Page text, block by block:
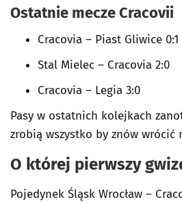
Ostatnie mecze Cracovii
Cracovia – Piast Gliwice 0:1
Stal Mielec – Cracovia 2:0
Cracovia – Legia 3:0
Pasy w ostatnich kolejkach
zrobią wszystko by znów wrócić
O której pierwszy
Pojedynek Śląsk Wrocław –